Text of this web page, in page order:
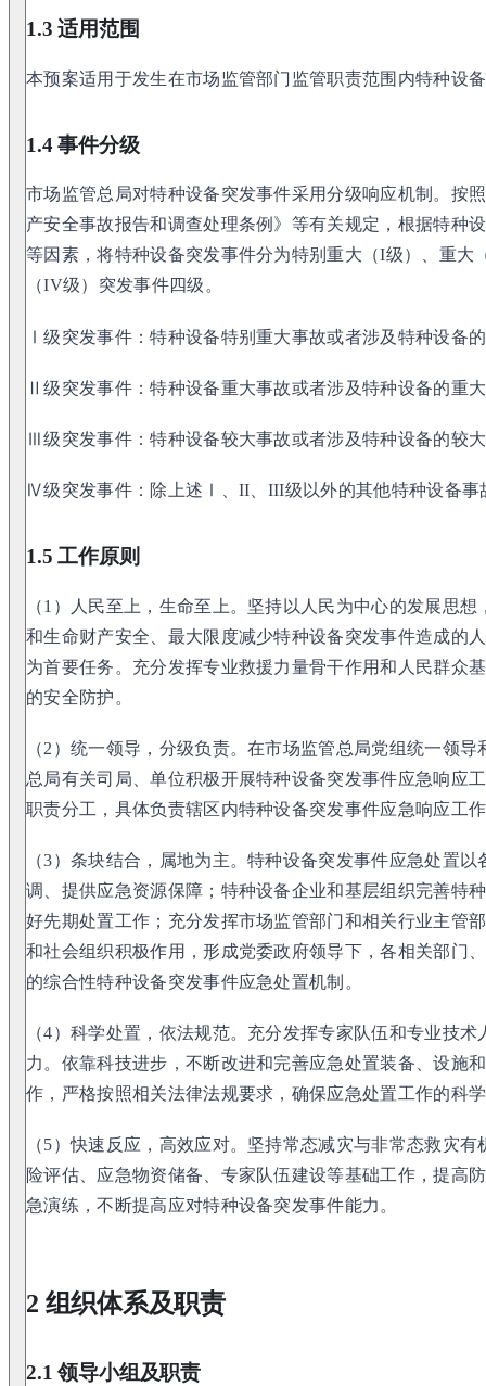
1.3 适用范围
本预案适用于发生在市场监管部门监管职责范围内特种设
1.4 事件分级
市场监管总局对特种设备突发事件采用分级响应机制。按
产安全事故报告和调查处理条例》等有关规定，根据特种
等因素，将特种设备突发事件分为特别重大（I级）、重大
（IV级）突发事件四级。
Ⅰ级突发事件：特种设备特别重大事故或者涉及特种设备
Ⅱ级突发事件：特种设备重大事故或者涉及特种设备的重
Ⅲ级突发事件：特种设备较大事故或者涉及特种设备的较
Ⅳ级突发事件：除上述Ⅰ、II、III级以外的其他特种设备事
1.5 工作原则
（1）人民至上，生命至上。坚持以人民为中心的发展思
和生命财产安全、最大限度减少特种设备突发事件造成的
为首要任务。充分发挥专业救援力量骨干作用和人民群众
的安全防护。
（2）统一领导，分级负责。在市场监管总局党组统一领
总局有关司局、单位积极开展特种设备突发事件应急响应
职责分工，具体负责辖区内特种设备突发事件应急响应工
（3）条块结合，属地为主。特种设备突发事件应急处置
调、提供应急资源保障；特种设备企业和基层组织完善特
好先期处置工作；充分发挥市场监管部门和相关行业主管
和社会组织积极作用，形成党委政府领导下，各相关部门
的综合性特种设备突发事件应急处置机制。
（4）科学处置，依法规范。充分发挥专家队伍和专业技
力。依靠科技进步，不断改进和完善应急处置装备、设施
作，严格按照相关法律法规要求，确保应急处置工作的科
（5）快速反应，高效应对。坚持常态减灾与非常态救灾
险评估、应急物资储备、专家队伍建设等基础工作，提高
急演练，不断提高应对特种设备突发事件能力。
2 组织体系及职责
2.1 领导小组及职责